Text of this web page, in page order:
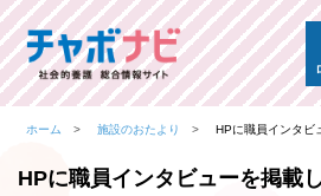
ホーム 施設のおたより HPに職員インタビ
HPに職員インタビューを掲載